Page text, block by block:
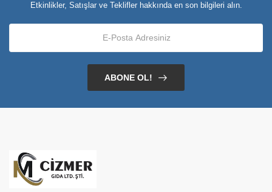
Etkinlikler, Satışlar ve Teklifler hakkında en son bilgileri alın.
ABONE OL!